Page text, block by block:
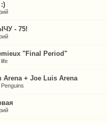
- 75!
"Final Period"
Arena + Joe Luis Arena